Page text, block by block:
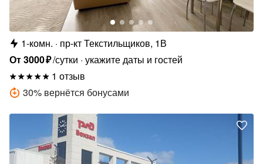
1-комн.
пр-кт Текстильщиков, 1В
От3000₽/сутки укажите даты и гостей
1 отзыв
30% вернётся бонусами